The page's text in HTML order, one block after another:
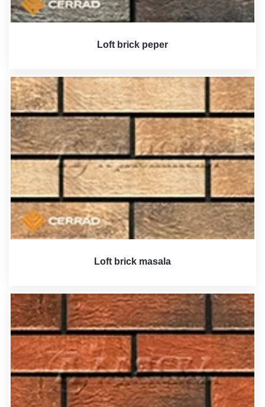
Loft brick peper
Loft brick masala